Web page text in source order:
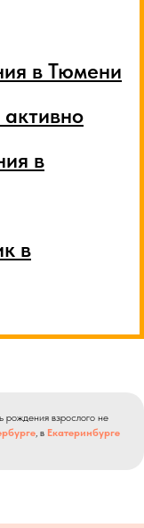
в Тюмени
активно
в
в
рождения взрослого не
, в Екатеринбурге